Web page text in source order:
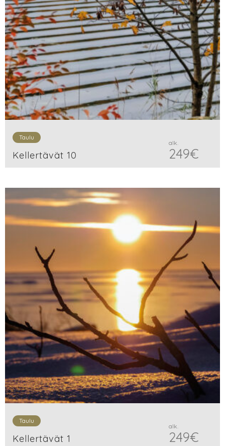
Taulu
Kellertävät 10
alk.
249€
Taulu
Kellertävät 1
alk.
249€